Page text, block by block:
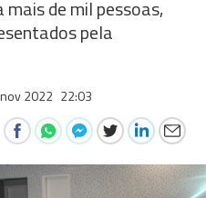
de mil pessoas,
pela
2022 22:03